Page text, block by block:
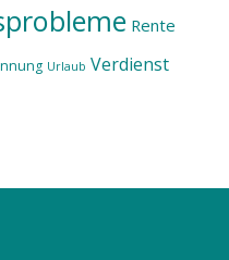
Rente
Urlaub Verdienst